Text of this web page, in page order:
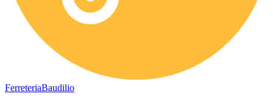
FerreteriaBaudilio